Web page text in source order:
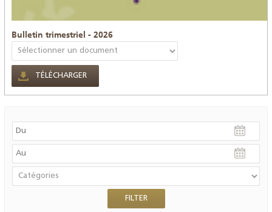
Bulletin trimestriel - 2026
TÉLÉCHARGER